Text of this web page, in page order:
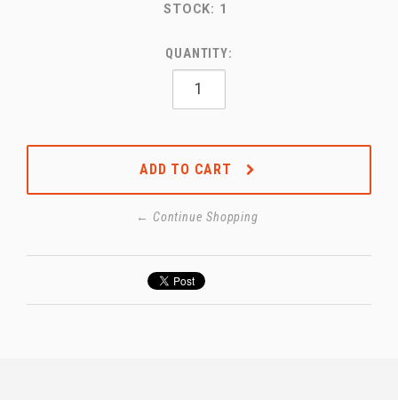
STOCK: 1
QUANTITY:
ADD TO CART
← Continue Shopping